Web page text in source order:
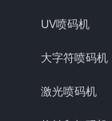
UV喷码机
大字符喷码机
激光喷码机